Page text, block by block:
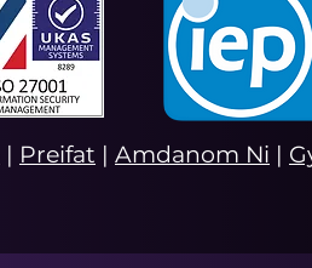
| Preifat | Amdanom Ni |